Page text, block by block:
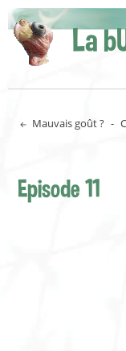
La
Mauvais goût ? -
Episode 11